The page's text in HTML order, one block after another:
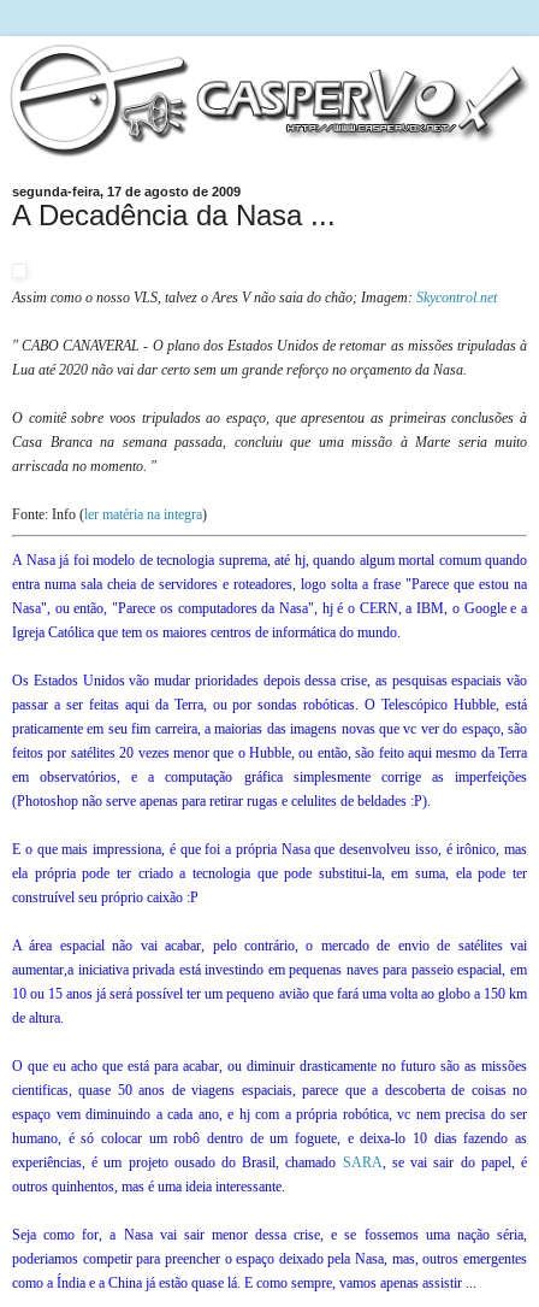
segunda-feira, 17 de agosto de 2009
A Decadência da Nasa ...
Assim como o nosso VLS, talvez o Ares V não saia do chão; Imagem: Skycontrol.net
" CABO CANAVERAL - O plano dos Estados Unidos de retomar as missões tripuladas à
Lua até 2020 não vai dar certo sem um grande reforço no orçamento da Nasa.
O comitê sobre voos tripulados ao espaço, que apresentou as primeiras conclusões à
Casa Branca na semana passada, concluiu que uma missão à Marte seria muito
arriscada no momento. "
Fonte: Info (ler matéria na integra)
A Nasa já foi modelo de tecnologia suprema, até hj, quando algum mortal comum quando
entra numa sala cheia de servidores e roteadores, logo solta a frase "Parece que estou na
Nasa", ou então, "Parece os computadores da Nasa", hj é o CERN, a IBM, o Google e a
Igreja Católica que tem os maiores centros de informática do mundo.
Os Estados Unidos vão mudar prioridades depois dessa crise, as pesquisas espaciais vão
passar a ser feitas aqui da Terra, ou por sondas robóticas. O Telescópico Hubble, está
praticamente em seu fim carreira, a maiorias das imagens novas que vc ver do espaço, são
feitos por satélites 20 vezes menor que o Hubble, ou então, são feito aqui mesmo da Terra
em observatórios, e a computação gráfica simplesmente corrige as imperfeições
(Photoshop não serve apenas para retirar rugas e celulites de beldades :P).
E o que mais impressiona, é que foi a própria Nasa que desenvolveu isso, é irônico, mas
ela própria pode ter criado a tecnologia que pode substitui-la, em suma, ela pode ter
construível seu próprio caixão :P
A área espacial não vai acabar, pelo contrário, o mercado de envio de satélites vai
aumentar,a iniciativa privada está investindo em pequenas naves para passeio espacial, em
10 ou 15 anos já será possível ter um pequeno avião que fará uma volta ao globo a 150 km
de altura.
O que eu acho que está para acabar, ou diminuir drasticamente no futuro são as missões
cientificas, quase 50 anos de viagens espaciais, parece que a descoberta de coisas no
espaço vem diminuindo a cada ano, e hj com a própria robótica, vc nem precisa do ser
humano, é só colocar um robô dentro de um foguete, e deixa-lo 10 dias fazendo as
experiências, é um projeto ousado do Brasil, chamado SARA, se vai sair do papel, é
outros quinhentos, mas é uma ideia interessante.
Seja como for, a Nasa vai sair menor dessa crise, e se fossemos uma nação séria,
poderiamos competir para preencher o espaço deixado pela Nasa, mas, outros emergentes
como a Índia e a China já estão quase lá. E como sempre, vamos apenas assistir ...